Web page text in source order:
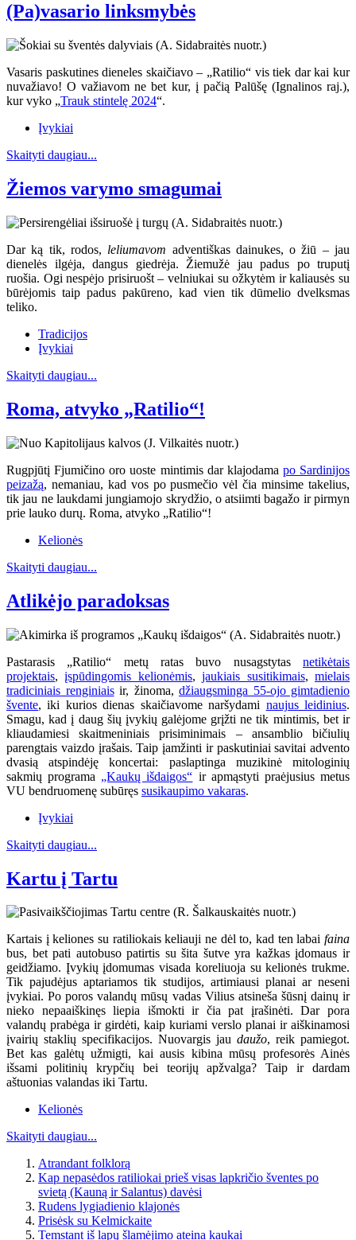
(Pa)vasario linksmybės
Vasaris paskutines dieneles skaičiavo – „Ratilio“ vis tiek dar kai kur
nuvažiavo! O važiavom ne bet kur, į pačią Palūšę (Ignalinos raj.),
kur vyko „Trauk stintelę 2024“.
Įvykiai
Skaityti daugiau...
Žiemos varymo smagumai
Dar ką tik, rodos, leliumavom adventiškas dainukes, o žiū – jau
dienelės ilgėja, dangus giedrėja. Žiemužė jau padus po truputį
ruošia. Ogi nespėjo prisiruošt – velniukai su ožkytėm ir kaliausės su
būrėjomis taip padus pakūreno, kad vien tik dūmelio dvelksmas
teliko.
Tradicijos
Įvykiai
Skaityti daugiau...
Roma, atvyko „Ratilio“!
Rugpjūtį Fjumičino oro uoste mintimis dar klajodama po Sardinijos
peizažą, nemaniau, kad vos po pusmečio vėl čia minsime takelius,
tik jau ne laukdami jungiamojo skrydžio, o atsiimti bagažo ir pirmyn
prie lauko durų. Roma, atvyko „Ratilio“!
Kelionės
Skaityti daugiau...
Atlikėjo paradoksas
Pastarasis „Ratilio“ metų ratas buvo nusagstytas netikėtais
projektais,įspūdingomis kelionėmis,jaukiais susitikimais,mielais
tradiciniais renginiaisir, žinoma, džiaugsminga 55-ojo gimtadienio
švente, iki kurios dienas skaičiavome naršydami naujus leidinius.
Smagu, kad į daug šių įvykių galėjome grįžti ne tik mintimis, bet ir
kliaudamiesi skaitmeniniais prisiminimais – ansamblio bičiulių
parengtais vaizdo įrašais. Taip įamžinti ir paskutiniai savitai advento
dvasią atspindėję koncertai: paslaptinga muzikinė mitologinių
sakmių programa „Kaukų išdaigos“ ir apmąstyti praėjusius metus
VU bendruomenę subūręs susikaupimo vakaras.
Įvykiai
Skaityti daugiau...
Kartu į Tartu
Kartais į keliones su ratiliokais keliauji ne dėl to, kad ten labai faina
bus, bet pati autobuso patirtis su šita šutve yra kažkas įdomaus ir
geidžiamo. Įvykių įdomumas visada koreliuoja su kelionės trukme.
Tik pajudėjus aptariamos tik studijos, artimiausi planai ar neseni
įvykiai. Po poros valandų mūsų vadas Vilius atsineša šūsnį dainų ir
nieko nepaaiškinęs liepia išmokti ir čia pat įrašinėti. Dar pora
valandų prabėga ir girdėti, kaip kuriami verslo planai ir aiškinamosi
įvairių staklių specifikacijos. Nuovargis jau daužo, reik pamiegot.
Bet kas galėtų užmigti, kai ausis kibina mūsų profesorės Ainės
išsami politinių krypčių bei teorijų apžvalga? Taip ir dardam
aštuonias valandas iki Tartu.
Kelionės
Skaityti daugiau...
Atrandant folklorą
Kap nepasėdos ratiliokai prieš visas lapkričio šventes po
svietą (Kauną ir Salantus) davėsi
Rudens lygiadienio klajonės
Prisėsk su Kelmickaite
Temstant iš lapų šlamėjimo ateina kaukai